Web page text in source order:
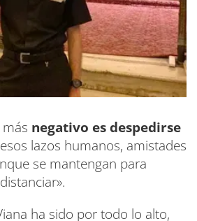
negativo es despedirse
lazos humanos, amistades
se mantengan para
ha sido por todo lo alto,